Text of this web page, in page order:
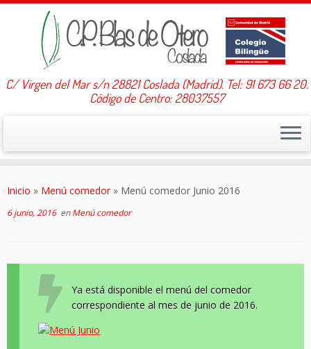
C/ Virgen del Mar s/n 28821 Coslada (Madrid). Tel: 91 673 66 20.
Código de Centro: 28037557
Inicio » Menú comedor » Menú comedor Junio 2016
6 junio, 2016enMenú comedor
Ya está disponible el menú del comedor
correspondiente al mes de junio de 2016.